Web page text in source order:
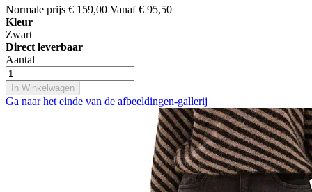
Normale prijs € 159,00 Vanaf € 95,50
Kleur
Zwart
Direct leverbaar
Aantal
In Winkelwagen
Ga naar het einde van de afbeeldingen-gallerij